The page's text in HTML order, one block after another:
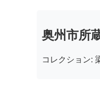
奥州市所
コレクション: